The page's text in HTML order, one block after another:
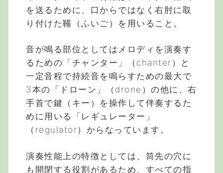
を送るために、口からではなく右肘に取
り付けた鞴（ふいご）を用いること。
音が鳴る部位としてはメロディを演奏す
るための「チャンター」（chanter）と
一定音程で持続音を鳴らすための最大で
3本の「ドローン」（drone）の他に、右
手首で鍵（キー）を操作して伴奏するた
めに用いる「レギュレーター」
（regulator）からなっています。
演奏性能上の特徴としては、筒先の穴に
も開閉する役割があるため、すべての指